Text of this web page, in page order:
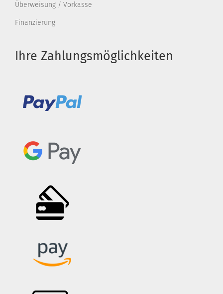
Überweisung / Vorkasse
Finanzierung
Ihre Zahlungsmöglichkeiten